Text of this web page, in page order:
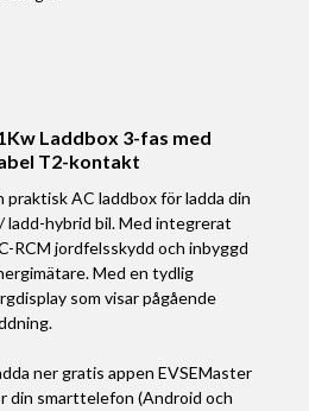
Laddbox 3-fas med
T2-kontakt
praktisk AC laddbox för ladda din
ladd-hybrid bil. Med integrerat
RCM jordfelsskydd och inbyggd
Med en tydlig
som visar pågående
ner gratis appen EVSEMaster
din smarttelefon (Android och